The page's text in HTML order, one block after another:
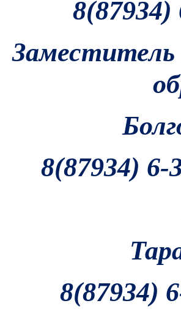
Заместитель
8(87934) 6-
8(87934)